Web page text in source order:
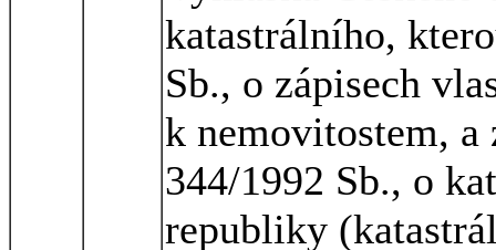
katastrálního,
Sb., o zápisech
k nemovitostem, a
344/1992 Sb., o
republiky